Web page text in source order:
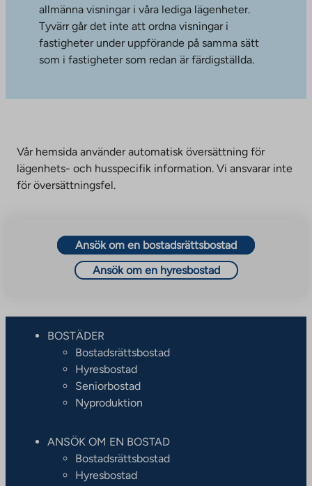
allmänna visningar i våra lediga lägenheter.
Tyvärr går det inte att ordna visningar i
fastigheter under uppförande på samma sätt
som i fastigheter som redan är färdigställda.
Vår hemsida använder automatisk översättning för
lägenhets- och husspecifik information. Vi ansvarar inte
för översättningsfel.
Ansök om en bostadsrättsbostad
Ansök om en hyresbostad
BOSTÄDER
Bostadsrättsbostad
Hyresbostad
Seniorbostad
Nyproduktion
ANSÖK OM EN BOSTAD
Bostadsrättsbostad
Hyresbostad